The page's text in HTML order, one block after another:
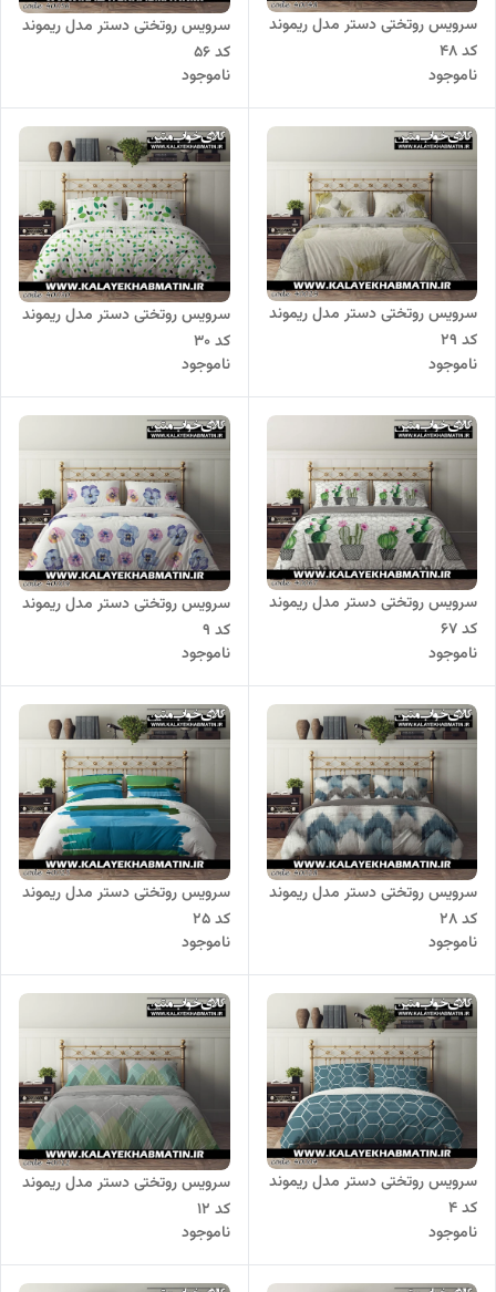
سرویس روتختی دستر مدل ریموند
کد 48
ناموجود
سرویس روتختی دستر مدل ریموند
کد 56
ناموجود
سرویس روتختی دستر مدل ریموند
کد 29
ناموجود
سرویس روتختی دستر مدل ریموند
کد 30
ناموجود
سرویس روتختی دستر مدل ریموند
کد 67
ناموجود
سرویس روتختی دستر مدل ریموند
کد 9
ناموجود
سرویس روتختی دستر مدل ریموند
کد 28
ناموجود
سرویس روتختی دستر مدل ریموند
کد 25
ناموجود
سرویس روتختی دستر مدل ریموند
کد 4
ناموجود
سرویس روتختی دستر مدل ریموند
کد 12
ناموجود